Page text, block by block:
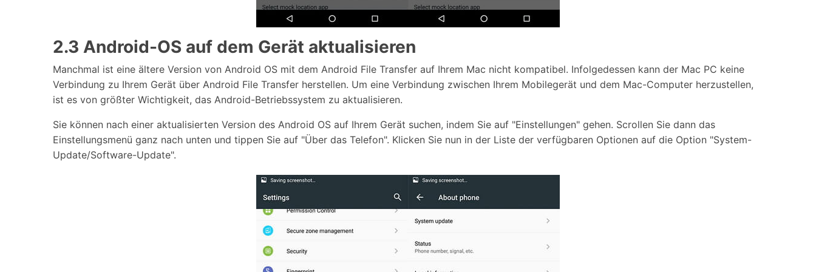
2.3 Android-OS auf dem Gerät aktualisieren
Manchmal ist eine ältere Version von Android OS mit dem Android File Transfer auf Ihrem Mac nicht kompatibel. Infolgedessen kann der Mac PC keine
Verbindung zu Ihrem Gerät über Android File Transfer herstellen. Um eine Verbindung zwischen Ihrem Mobilegerät und dem Mac-Computer herzustellen,
ist es von größter Wichtigkeit, das Android-Betriebssystem zu aktualisieren.
Sie können nach einer aktualisierten Version des Android OS auf Ihrem Gerät suchen, indem Sie auf "Einstellungen" gehen. Scrollen Sie dann das
Einstellungsmenü ganz nach unten und tippen Sie auf "Über das Telefon". Klicken Sie nun in der Liste der verfügbaren Optionen auf die Option "System-
Update/Software-Update".